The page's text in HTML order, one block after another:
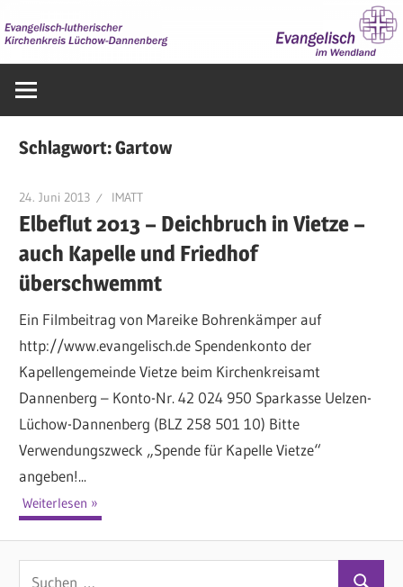
Inhalt
springen
im
Schlagwort:Gartow
24. Juni 2013 IMATT
Elbeflut 2013 – Deichbruch in Vietze –
auch Kapelle und Friedhof
überschwemmt
Ein Filmbeitrag von Mareike Bohrenkämper auf
http://www.evangelisch.de Spendenkonto der
Kapellengemeinde Vietze beim Kirchenkreisamt
Dannenberg – Konto-Nr. 42 024 950 Sparkasse Uelzen-
Lüchow-Dannenberg (BLZ 258 501 10) Bitte
Verwendungszweck „Spende für Kapelle Vietze“
angeben!...
Weiterlesen